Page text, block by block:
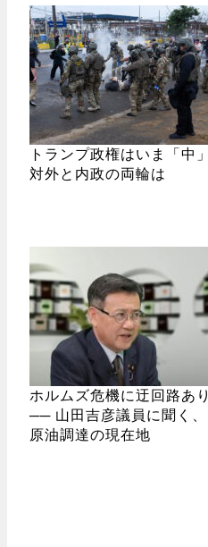
トランプ政権はいま「中」
対外と内政の両輪は
ホルムズ危機に迂回路あり
── 山田吉彦議員に聞く、
原油調達の現在地